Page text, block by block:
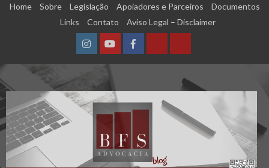
SkipHome Sobre Legislação Apoiadores e Parceiros
Documentos
Links
Contato Aviso Legal – Disclaimer
InstagramYouTubeFacebookCalculadora
Qualidade
de
Segurado
(INSS)
Calculadora
Tempo
de
Contribuição